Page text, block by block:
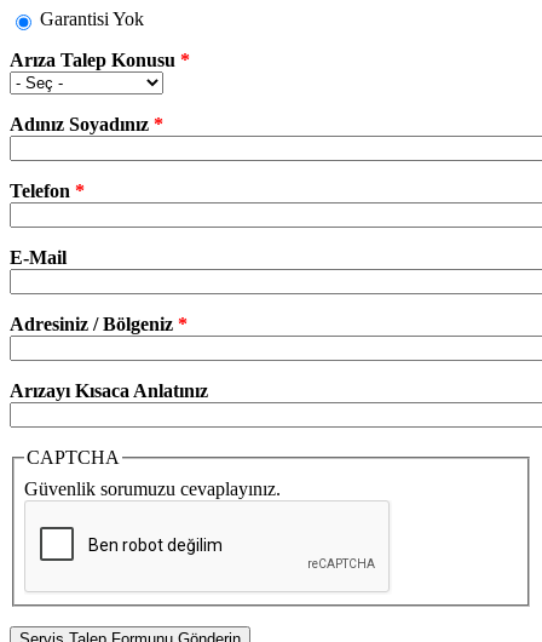
Garantisi Yok
Arıza Talep Konusu *
Adınız Soyadınız *
Telefon *
E-Mail
Adresiniz / Bölgeniz *
Arızayı Kısaca Anlatınız
CAPTCHA
Güvenlik sorumuzu cevaplayınız.